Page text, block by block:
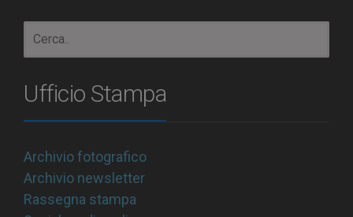
Ufficio Stampa
Archivio fotografico
Archivio newsletter
Rassegna stampa